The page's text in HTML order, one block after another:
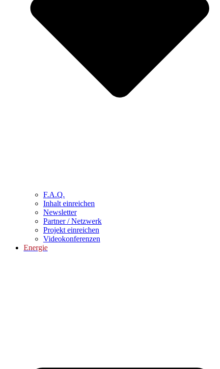
F.A.Q.
Inhalt einreichen
Newsletter
Partner / Netzwerk
Projekt einreichen
Videokonferenzen
Energie